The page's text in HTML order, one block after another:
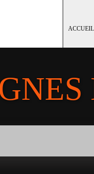
ACCUEIL